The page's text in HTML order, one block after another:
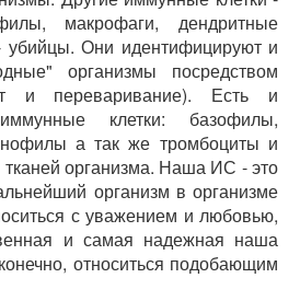
макрофаги, дендритные
убийцы. Они идентифицируют и
организмы посредством
и переваривание). Есть и
клетки: базофилы,
а так же тромбоциты и
тканей организма. Наша ИС - это
организм в организме
с уважением и любовью,
и самая надежная наша
относиться подобающим